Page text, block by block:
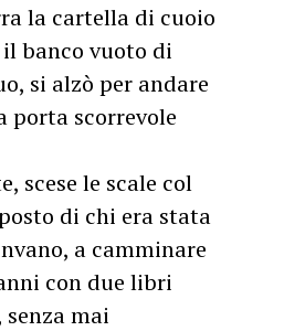
la cartella di cuoio
il banco vuoto di
si alzò per andare
porta scorrevole
scese le scale col
di chi era stata
a camminare
con due libri
mai